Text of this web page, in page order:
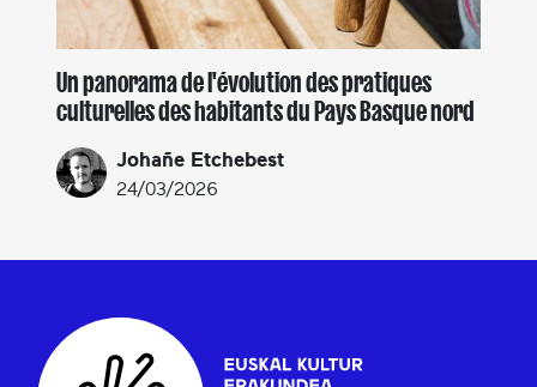
Un panorama de l'évolution des pratiques
culturelles des habitants du Pays Basque nord
Johañe Etchebest
24/03/2026